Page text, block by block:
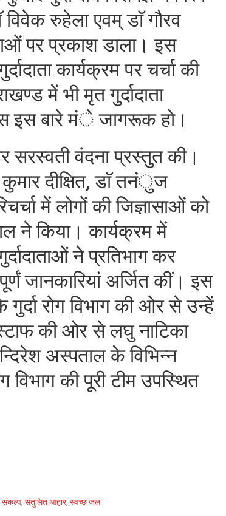
रुहेला एवम् डाॅ गौरव
पर प्रकाश डाला। इस
कार्यक्रम पर चर्चा की
में भी मृत गुर्दादाता
इस बारे मंे जागरूक हो।
सरस्वती वंदना प्रस्तुत की।
दीक्षित, डाॅ तनंुज
में लोगों की जिज्ञासाओं को
ने किया। कार्यक्रम में
ने प्रतिभाग कर
जानकारियां अर्जित कीं। इस
रोग विभाग की ओर से उन्हें
स्टाफ की ओर से लघु नाटिका
अस्पताल के विभिन्न
विभाग की पूरी टीम उपस्थित
संकल्प, संतुलित आहार, स्वच्छ जल